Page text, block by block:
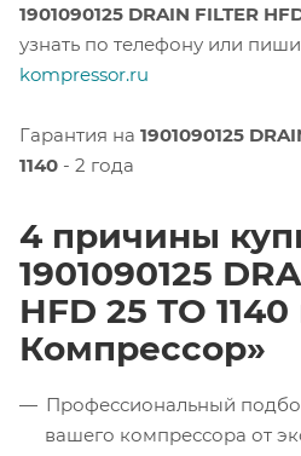
1901090125 DRAIN FILTER
узнать по телефону или
kompressor.ru
Гарантия на 1901090125
1140 - 2 года
4 причины
1901090125
HFD 25 TO
Компрессор»
Профессиональный
вашего компрессора от